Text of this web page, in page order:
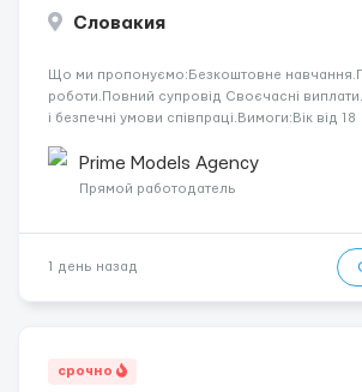
Словакия
Що ми пропонуємо:Безкоштовне
роботи.Повний супровід Своєчасні
і безпечні умови співпраці.Вимоги:Вік від 18
розвиватися.Досвід не обов’язковий.Якщо
вакансія — залишайте відгук, і ми зв’яжемося
Prime Models Agency
Прямой работодатель
1 день назад
срочно